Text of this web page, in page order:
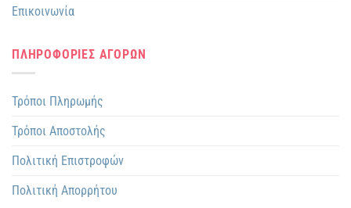
Επικοινωνία
ΠΛΗΡΟΦΟΡΙΕΣ ΑΓΟΡΩΝ
Τρόποι Πληρωμής
Τρόποι Αποστολής
Πολιτική Επιστροφών
Πολιτική Απορρήτου